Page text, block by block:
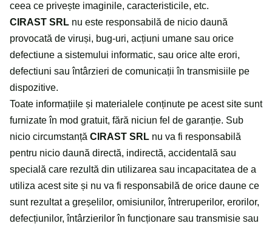
ceea ce privește imaginile, caracteristicile, etc.
CIRAST SRL nu este responsabilă de nicio daună
provocată de viruși, bug-uri, acțiuni umane sau orice
defectiune a sistemului informatic, sau orice alte erori,
defectiuni sau întârzieri de comunicații în transmisiile pe
dispozitive.
Toate informațiile și materialele conținute pe acest site sunt
furnizate în mod gratuit, fără niciun fel de garanție. Sub
nicio circumstanță CIRAST SRL nu va fi responsabilă
pentru nicio daună directă, indirectă, accidentală sau
specială care rezultă din utilizarea sau incapacitatea de a
utiliza acest site și nu va fi responsabilă de orice daune ce
sunt rezultat a greșelilor, omisiunilor, întreruperilor, erorilor,
defecțiunilor, întârzierilor în funcționare sau transmisie sau